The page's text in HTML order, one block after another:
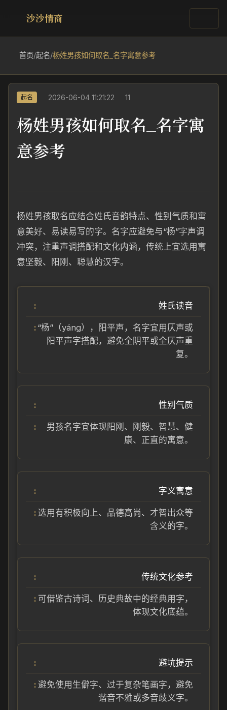
沙沙情商
首页/起名/杨姓男孩如何取名_名字寓意参考
起名 2026-06-04 11:21:22 11
杨姓男孩如何取名_名字寓
意参考
杨姓男孩取名应结合姓氏音韵特点、性别气质和寓
意美好、易读易写的字。名字应避免与“杨”字声调
冲突，注重声调搭配和文化内涵，传统上宜选用寓
意坚毅、阳刚、聪慧的汉字。
姓氏读音
“杨”（yáng），阳平声，名字宜用仄声或
阳平声字搭配，避免全阴平或全仄声重
复。
性别气质
男孩名字宜体现阳刚、刚毅、智慧、健
康、正直的寓意。
字义寓意
选用有积极向上、品德高尚、才智出众等
含义的字。
传统文化参考
可借鉴古诗词、历史典故中的经典用字，
体现文化底蕴。
避坑提示
避免使用生僻字、过于复杂笔画字，避免
谐音不雅或多音歧义字。